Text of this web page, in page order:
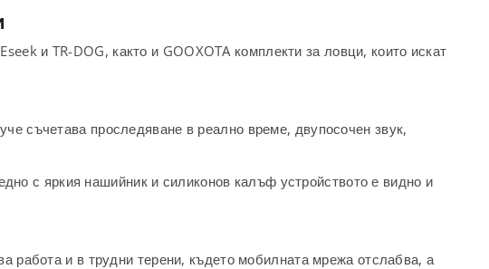
и TR-DOG, както и GOOXOTA комплекти за ловци, които искат
съчетава проследяване в реално време, двупосочен звук,
с яркия нашийник и силиконов калъф устройството е видно и
работа и в трудни терени, където мобилната мрежа отслабва, а